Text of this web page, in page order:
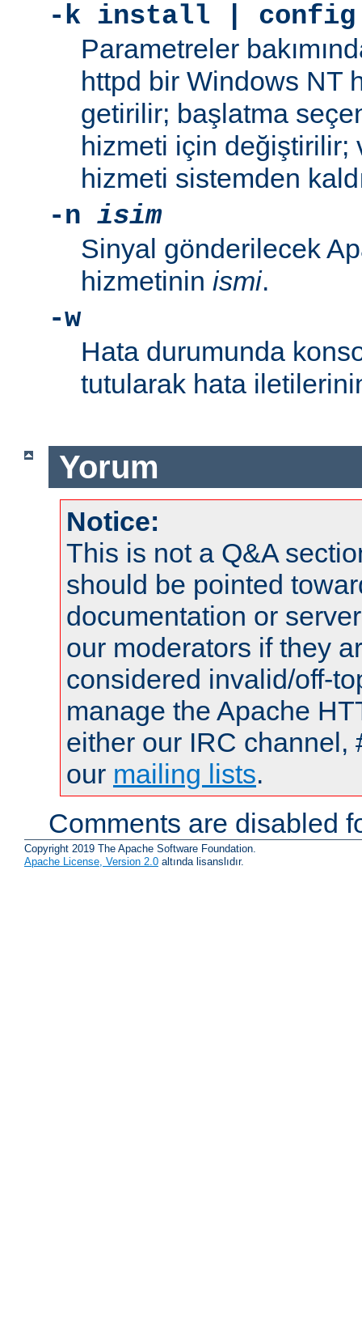
-k install |
Parametreler
httpd bir Windows NT
getirilir; başlatma
hizmeti için değiştirilir;
hizmeti sistemden
-n isim
Sinyal gönderilecek
hizmetinin ismi.
-w
Hata durumunda
tutularak hata
Yorum
Notice:
This is not a Q&A
should be pointed
documentation or
our moderators if they
considered invalid/off-
manage the Apache
either our IRC channel,
our mailing lists.
Comments are disabled
Copyright 2019 The Apache Software Foundation.
Apache License, Version 2.0 altında lisanslıdır.